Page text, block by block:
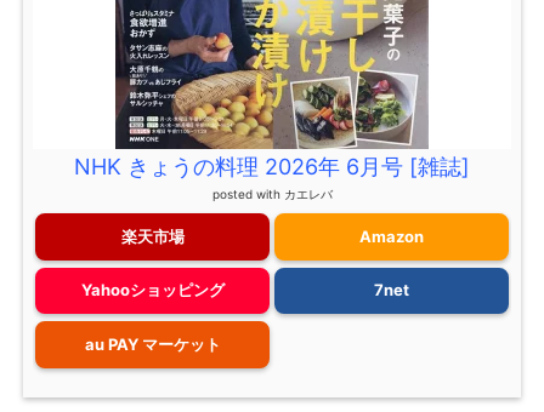
NHK きょうの料理 2026年 6月号 [雑誌]
posted with カエレバ
楽天市場 Amazon
Yahooショッピング 7net
au PAY マーケット